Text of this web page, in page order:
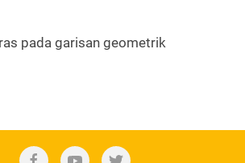
pada garisan geometrik